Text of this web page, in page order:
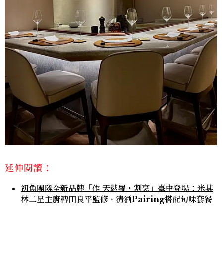
延伸閱讀：
初魚團隊全新品牌「作 天麩羅・割烹」臺中登場：米其
林二星主廚稗田良平監修、清酒Pairing搭配旬味套餐